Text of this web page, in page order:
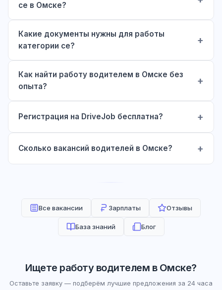
ce в Омске?
Какие документы нужны для работы
категории ce?
Как найти работу водителем в Омске без
опыта?
Регистрация на DriveJob бесплатна?
Сколько вакансий водителей в Омске?
Все вакансии Зарплаты Отзывы
База знаний Блог
Ищете работу водителем в Омске?
Оставьте заявку — подберём лучшие предложения за 24 часа